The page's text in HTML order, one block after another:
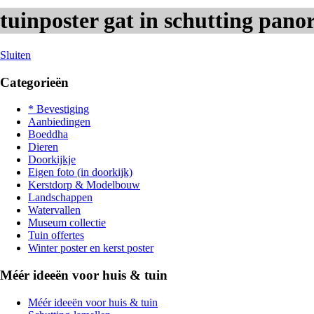
tuinposter gat in schutting
Sluiten
Categorieën
* Bevestiging
Aanbiedingen
Boeddha
Dieren
Doorkijkje
Eigen foto (in doorkijk)
Kerstdorp & Modelbouw
Landschappen
Watervallen
Museum collectie
Tuin offertes
Winter poster en kerst poster
Méér ideeën voor huis & tuin
Méér ideeën voor huis & tuin